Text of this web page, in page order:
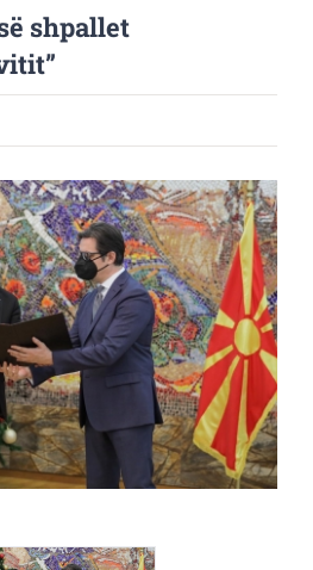
shpallet